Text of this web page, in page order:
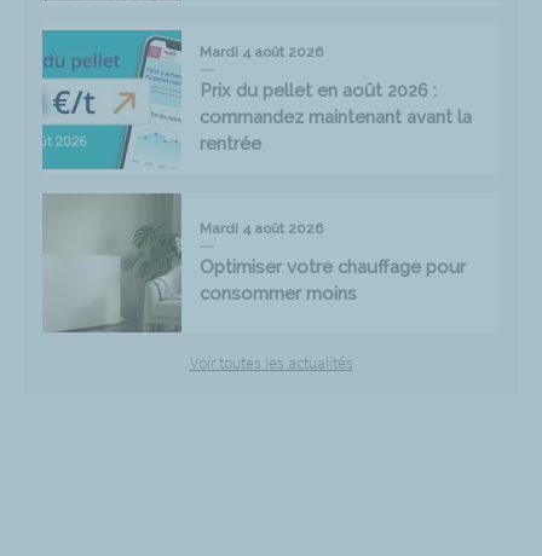
Mardi 4 août 2026
Prix du pellet en août 2026 :
commandez maintenant avant la
rentrée
Mardi 4 août 2026
Optimiser votre chauffage pour
consommer moins
Voir toutes les actualités